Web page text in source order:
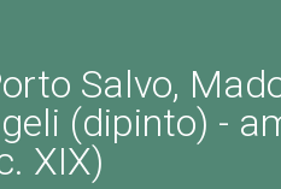
Salvo,
(dipinto) -
XIX)